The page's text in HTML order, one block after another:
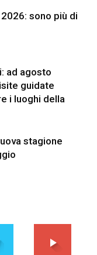
sono più di
ad agosto
guidate
i luoghi della
stagione